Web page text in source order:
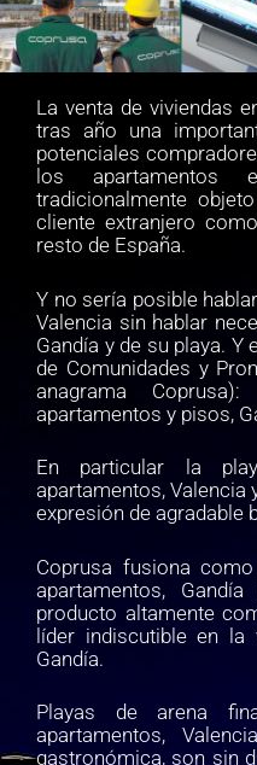
La venta de viviendas
tras año una
potenciales
los apartamentos
tradicionalmente
cliente extranjero
resto de España.
Y no sería posible
Valencia sin hablar
Gandía y de su playa. Y
de Comunidades y
anagrama
apartamentos y pisos,
En particular la
apartamentos, Valencia
expresión de agradable
Coprusa fusiona
apartamentos,
producto altamente
líder indiscutible en la
Gandía.
Playas de arena
apartamentos,
gastronómica, son sin